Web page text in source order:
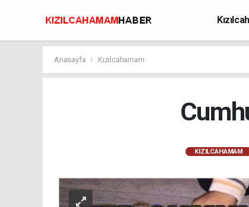
Anasayfa Kızılcahamam
KIZILCAHAMAM